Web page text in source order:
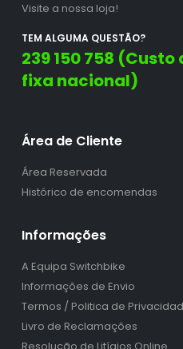
Visite a nossa loja!
TEM ALGUMA QUESTÃO?
239 150 758
fixa nacional)
Área de Cliente
Área Reservada
Histórico de encomendas
Informações
A Equipa Switchbike
Informações de Envio
Termos / Politica de
Livro de Reclamações